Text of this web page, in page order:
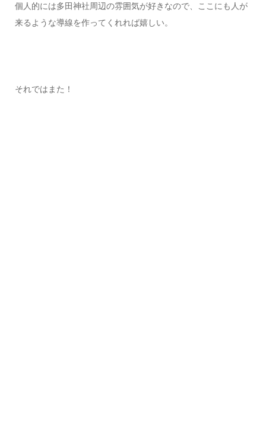
個人的には多田神社周辺の雰囲気が好きなので、ここにも人が
来るような導線を作ってくれれば嬉しい。
それではまた！